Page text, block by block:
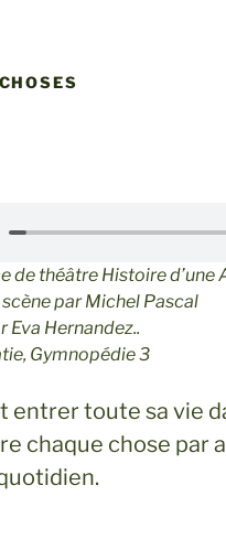
de théâtre Histoire d’une
par Michel Pascal
Hernandez..
Gymnopédie 3
entrer toute sa vie
chaque chose par